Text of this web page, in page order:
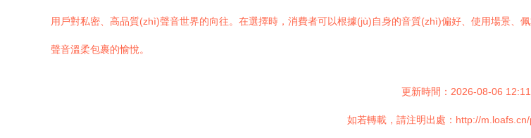
用戶對私密、高品質(zhì)聲音世界的向往。在選擇時，消費者可以根據(jù)自身的音質(zhì)偏好、使用場景
聲音溫柔包裹的愉悅。
更新時間：2026-08-06
如若轉載，請注明出處：http://